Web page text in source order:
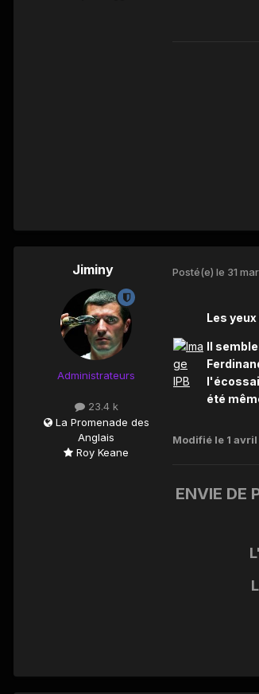
Jiminy
Administrateurs
23.4 k
La Promenade des
Anglais
Roy Keane
Posté(e) le 31
Les
Il
été
Modifié le 1 avril
ENVIE DE